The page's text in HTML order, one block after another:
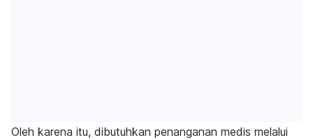
Oleh karena itu, dibutuhkan penanganan medis melalui